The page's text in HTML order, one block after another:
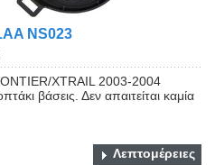
NS023
XTRAIL 2003-2004
βάσεις. Δεν απαιτείται καμία
Λεπτομέρειες